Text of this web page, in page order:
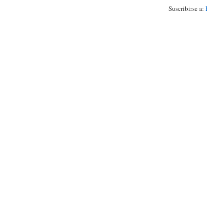
Suscribirse a: